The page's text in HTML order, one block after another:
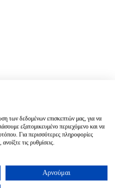
των δεδομένων επισκεπτών μας, για να
εξατομικευμένο περιεχόμενο και να
Για περισσότερες πληροφορίες
τις ρυθμίσεις.
Αρνούμαι